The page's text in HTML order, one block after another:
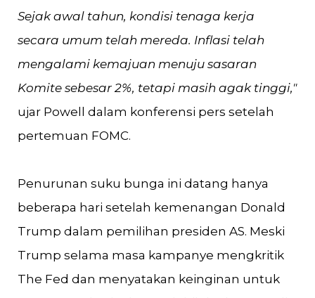
Sejak awal tahun, kondisi tenaga kerja
secara umum telah mereda. Inflasi telah
mengalami kemajuan menuju sasaran
Komite sebesar 2%, tetapi masih agak tinggi,"
ujar Powell dalam konferensi pers setelah
pertemuan FOMC​.
Penurunan suku bunga ini datang hanya
beberapa hari setelah kemenangan Donald
Trump dalam pemilihan presiden AS. Meski
Trump selama masa kampanye mengkritik
The Fed dan menyatakan keinginan untuk